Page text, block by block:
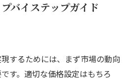
バイステップガイド
するためには、まず市場の動向
す。適切な価格設定はもちろ